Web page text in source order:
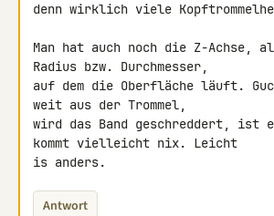
denn wirklich viele
Man hat auch noch die Z-Achse,
Radius bzw. Durchmesser,
auf dem die Oberfläche läuft.
weit aus der Trommel,
wird das Band geschreddert,
kommt vielleicht nix. Leicht
is anders.
Antwort